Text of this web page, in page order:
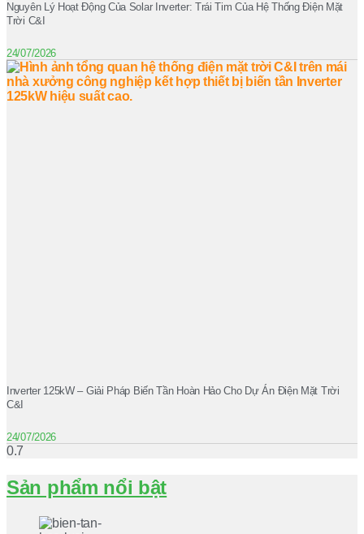
Nguyên Lý Hoạt Động Của Solar Inverter: Trái Tim Của Hệ Thống Điện Mặt
Trời C&I
24/07/2026
Inverter 125kW – Giải Pháp Biến Tần Hoàn Hảo Cho Dự Án Điện Mặt Trời
C&I
24/07/2026
Sản phẩm nổi bật